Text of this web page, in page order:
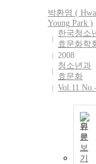
박환영 (
Young Park )
한국청소
효문화학
2008
청소년과
효문화
Vol.11
원
문
보
기